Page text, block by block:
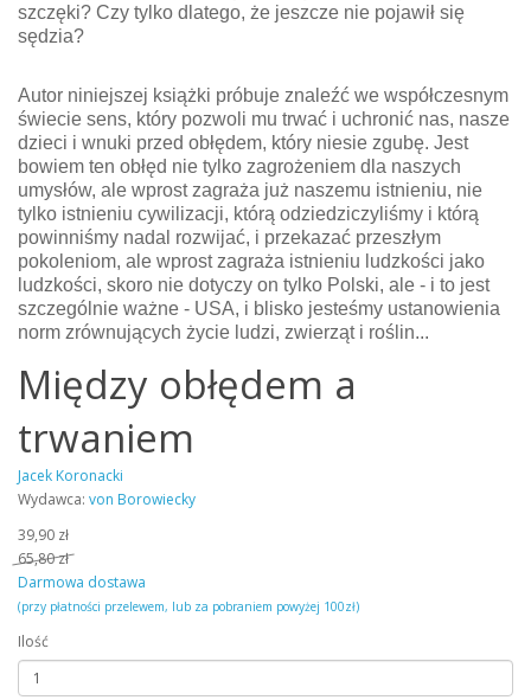
szczęki? Czy tylko dlatego, że jeszcze nie pojawił się
sędzia?
Autor niniejszej książki próbuje znaleźć we współczesnym
świecie sens, który pozwoli mu trwać i uchronić nas, nasze
dzieci i wnuki przed obłędem, który niesie zgubę. Jest
bowiem ten obłęd nie tylko zagrożeniem dla naszych
umysłów, ale wprost zagraża już naszemu istnieniu, nie
tylko istnieniu cywilizacji, którą odziedziczyliśmy i którą
powinniśmy nadal rozwijać, i przekazać przeszłym
pokoleniom, ale wprost zagraża istnieniu ludzkości jako
ludzkości, skoro nie dotyczy on tylko Polski, ale - i to jest
szczególnie ważne - USA, i blisko jesteśmy ustanowienia
norm zrównujących życie ludzi, zwierząt i roślin...
Między obłędem a
trwaniem
Jacek Koronacki
Wydawca: von Borowiecky
39,90 zł
65,80 zł
Darmowa dostawa
(przy płatności przelewem, lub za pobraniem powyżej 100zł)
Ilość